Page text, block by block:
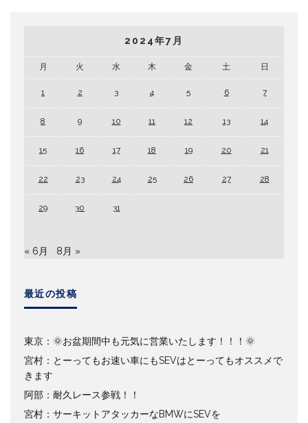
2024年7月
月 火 水 木 金 土 日
1 2 3 4 5 6 7
8 9 10 11 12 13 14
15 16 17 18 19 20 21
22 23 24 25 26 27 28
29 30 31
« 6月 8月 »
最近の投稿
東京：🌞お盆期間中も元気に営業いたします！！！🌞
宮村：とーってもお速い車にもSEVはとーってもオススメで
きます
阿部：耐久レース参戦！！
宮村：サーキットアタッカーなBMWにSEVを